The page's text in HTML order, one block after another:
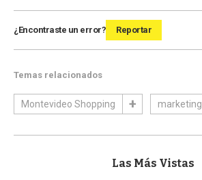
¿Encontraste un error? Reportar
Temas relacionados
Montevideo Shopping marketing
Las Más Vistas